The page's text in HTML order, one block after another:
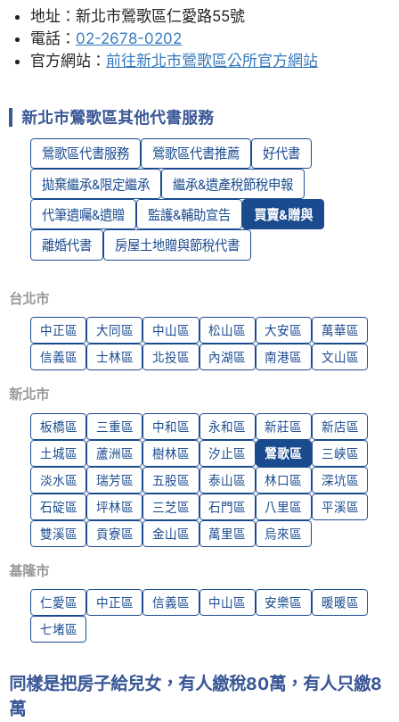
地址：新北市鶯歌區仁愛路55號
電話： 02-2678-0202
官方網站： 前往新北市鶯歌區公所官方網站
新北市鶯歌區其他代書服務
鶯歌區代書服務 鶯歌區代書推薦 好代書
拋棄繼承&限定繼承 繼承&遺產稅節稅申報
代筆遺囑&遺贈 監護&輔助宣告 買賣&贈與
離婚代書 房屋土地贈與節稅代書
台北市
中正區 大同區 中山區 松山區 大安區
萬華區
信義區
士林區 北投區 內湖區 南港區 文山區
新北市
板橋區 三重區 中和區 永和區 新莊區
新店區
土城區
蘆洲區 樹林區 汐止區 鶯歌區
三峽區
淡水區
瑞芳區 五股區 泰山區 林口區
深坑區
石碇區
坪林區 三芝區 石門區 八里區
平溪區
雙溪區
貢寮區 金山區 萬里區 烏來區
基隆市
仁愛區 中正區 信義區 中山區 安樂區
暖暖區
七堵區
同樣是把房子給兒女，有人繳稅80萬，有人只繳8
萬